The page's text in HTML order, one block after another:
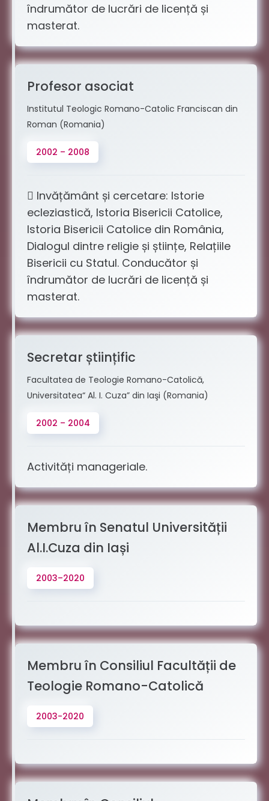
îndrumător de lucrări de licență și
masterat.
Profesor asociat
Institutul Teologic Romano-Catolic Franciscan din
Roman (Romania)
2002 – 2008
 Invățământ și cercetare: Istorie
ecleziastică, Istoria Bisericii Catolice,
Istoria Bisericii Catolice din România,
Dialogul dintre religie și științe, Relațiile
Bisericii cu Statul. Conducător și
îndrumător de lucrări de licență și
masterat.
Secretar științific
Facultatea de Teologie Romano-Catolică,
Universitatea“ Al. I. Cuza” din Iaşi (Romania)
2002 – 2004
Activități manageriale.
Membru în Senatul Universității
Al.I.Cuza din Iași
2003–2020
Membru în Consiliul Facultății de
Teologie Romano-Catolică
2003-2020